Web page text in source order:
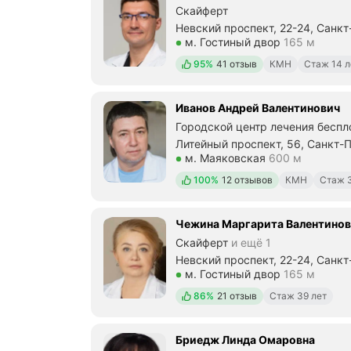
Скайферт
Невский проспект, 22-24,
Метро м. Гостиный двор
м. Гостиный двор 165 м
Положительных отзывов
95% 41 отзыв КМН Стаж 14
Иванов Андрей Валентинович
Городской центр лечения
Литейный проспект, 56, Санкт-
Метро м. Маяковская
м. Маяковская 600 м
Положительных отзывов
100% 12 отзывов КМН Стаж
Чежина Маргарита
Скайферт и ещё 1
Невский проспект, 22-24,
Метро м. Гостиный двор
м. Гостиный двор 165 м
Положительных отзывов
86% 21 отзыв Стаж 39 лет
Бриедж Линда Омаровна